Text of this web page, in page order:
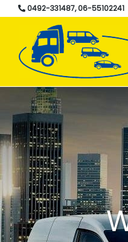
0492-331487, 06-55102241